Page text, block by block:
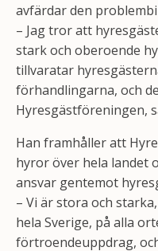
avfärdar den
– Jag tror att
stark och oberoende
tillvaratar
förhandlingarna, och
Hyresgästföreningen,
Han framhåller att
hyror över hela landet
ansvar gentemot
– Vi är stora och
hela Sverige, på alla
förtroendeuppdrag,